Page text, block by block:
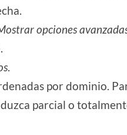
opciones
.
.
por dominio.
parcial o